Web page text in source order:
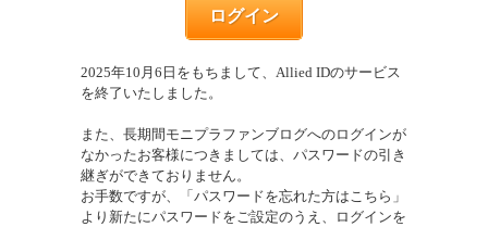
ログイン
2025年10月6日をもちまして、Allied IDのサービス
を終了いたしました。
また、長期間モニプラファンブログへのログインが
なかったお客様につきましては、パスワードの引き
継ぎができておりません。
お手数ですが、「パスワードを忘れた方はこちら」
より新たにパスワードをご設定のうえ、ログインを